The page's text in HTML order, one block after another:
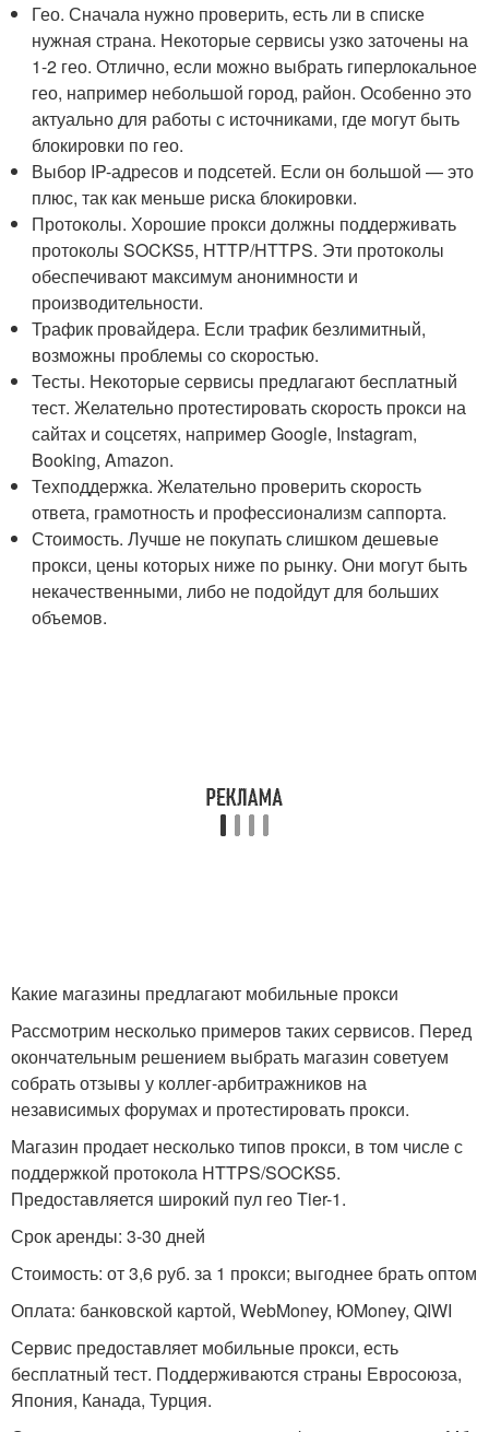
Гео. Сначала нужно проверить, есть ли в списке
нужная страна. Некоторые сервисы узко заточены на
1-2 гео. Отлично, если можно выбрать гиперлокальное
гео, например небольшой город, район. Особенно это
актуально для работы с источниками, где могут быть
блокировки по гео.
Выбор IP-адресов и подсетей. Если он большой — это
плюс, так как меньше риска блокировки.
Протоколы. Хорошие прокси должны поддерживать
протоколы SOCKS5, HTTP/HTTPS. Эти протоколы
обеспечивают максимум анонимности и
производительности.
Трафик провайдера. Если трафик безлимитный,
возможны проблемы со скоростью.
Тесты. Некоторые сервисы предлагают бесплатный
тест. Желательно протестировать скорость прокси на
сайтах и соцсетях, например Google, Instagram,
Booking, Amazon.
Техподдержка. Желательно проверить скорость
ответа, грамотность и профессионализм саппорта.
Стоимость. Лучше не покупать слишком дешевые
прокси, цены которых ниже по рынку. Они могут быть
некачественными, либо не подойдут для больших
объемов.
Какие магазины предлагают мобильные прокси
Рассмотрим несколько примеров таких сервисов. Перед
окончательным решением выбрать магазин советуем
собрать отзывы у коллег-арбитражников на
независимых форумах и протестировать прокси.
Магазин продает несколько типов прокси, в том числе с
поддержкой протокола HTTPS/SOCKS5.
Предоставляется широкий пул гео Tier-1.
Срок аренды: 3-30 дней
Стоимость: от 3,6 руб. за 1 прокси; выгоднее брать оптом
Оплата: банковской картой, WebMoney, ЮMoney, QIWI
Сервис предоставляет мобильные прокси, есть
бесплатный тест. Поддерживаются страны Евросоюза,
Япония, Канада, Турция.